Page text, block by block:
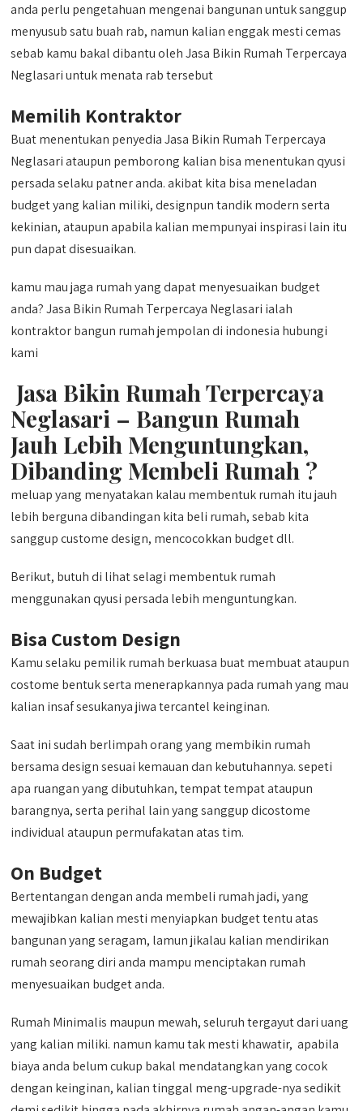
anda perlu pengetahuan mengenai bangunan untuk sanggup
menyusub satu buah rab, namun kalian enggak mesti cemas
sebab kamu bakal dibantu oleh Jasa Bikin Rumah Terpercaya
Neglasari untuk menata rab tersebut
Memilih Kontraktor
Buat menentukan penyedia Jasa Bikin Rumah Terpercaya
Neglasari ataupun pemborong kalian bisa menentukan qyusi
persada selaku patner anda. akibat kita bisa meneladan
budget yang kalian miliki, designpun tandik modern serta
kekinian, ataupun apabila kalian mempunyai inspirasi lain itu
pun dapat disesuaikan.
kamu mau jaga rumah yang dapat menyesuaikan budget
anda? Jasa Bikin Rumah Terpercaya Neglasari ialah
kontraktor bangun rumah jempolan di indonesia hubungi
kami
Jasa Bikin Rumah Terpercaya
Neglasari – Bangun Rumah
Jauh Lebih Menguntungkan,
Dibanding Membeli Rumah ?
meluap yang menyatakan kalau membentuk rumah itu jauh
lebih berguna dibandingan kita beli rumah, sebab kita
sanggup custome design, mencocokkan budget dll.
Berikut, butuh di lihat selagi membentuk rumah
menggunakan qyusi persada lebih menguntungkan.
Bisa Custom Design
Kamu selaku pemilik rumah berkuasa buat membuat ataupun
costome bentuk serta menerapkannya pada rumah yang mau
kalian insaf sesukanya jiwa tercantel keinginan.
Saat ini sudah berlimpah orang yang membikin rumah
bersama design sesuai kemauan dan kebutuhannya. sepeti
apa ruangan yang dibutuhkan, tempat tempat ataupun
barangnya, serta perihal lain yang sanggup dicostome
individual ataupun permufakatan atas tim.
On Budget
Bertentangan dengan anda membeli rumah jadi, yang
mewajibkan kalian mesti menyiapkan budget tentu atas
bangunan yang seragam, lamun jikalau kalian mendirikan
rumah seorang diri anda mampu menciptakan rumah
menyesuaikan budget anda.
Rumah Minimalis maupun mewah, seluruh tergayut dari uang
yang kalian miliki. namun kamu tak mesti khawatir, apabila
biaya anda belum cukup bakal mendatangkan yang cocok
dengan keinginan, kalian tinggal meng-upgrade-nya sedikit